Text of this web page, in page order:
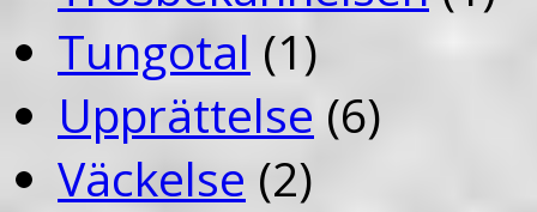
Tungotal (1)
Upprättelse (6)
Väckelse (2)